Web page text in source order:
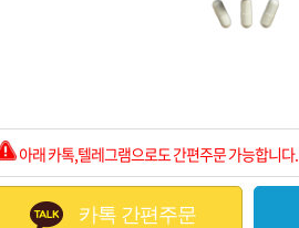
아래 카톡,텔레그램으로도 간편주문 가능합니다.
카톡 간편주문